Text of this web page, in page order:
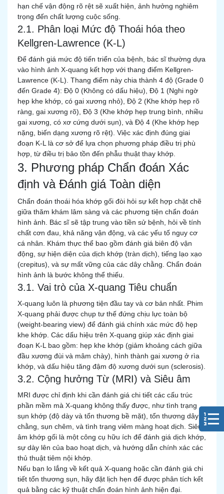
hạn chế vận động rõ rệt sẽ xuất hiện, ảnh hưởng nghiêm
trọng đến chất lượng cuộc sống.
2.1. Phân loại Mức độ Thoái hóa theo
Kellgren-Lawrence (K-L)
Để đánh giá mức độ tiến triển của bệnh, bác sĩ thường dựa
vào hình ảnh X-quang kết hợp với thang điểm Kellgren-
Lawrence (K-L). Thang điểm này chia thành 4 độ (Grade 0
đến Grade 4): Độ 0 (Không có dấu hiệu), Độ 1 (Nghi ngờ
hẹp khe khớp, có gai xương nhỏ), Độ 2 (Khe khớp hẹp rõ
ràng, gai xương rõ), Độ 3 (Khe khớp hẹp trung bình, nhiều
gai xương, có xơ cứng dưới sụn), và Độ 4 (Khe khớp hẹp
nặng, biến dạng xương rõ rệt). Việc xác định đúng giai
đoạn K-L là cơ sở để lựa chọn phương pháp điều trị phù
hợp, từ điều trị bảo tồn đến phẫu thuật thay khớp.
3. Phương pháp Chẩn đoán Xác
định và Đánh giá Toàn diện
Chẩn đoán thoái hóa khớp gối đòi hỏi sự kết hợp chặt chẽ
giữa thăm khám lâm sàng và các phương tiện chẩn đoán
hình ảnh. Bác sĩ sẽ tập trung vào tiền sử bệnh, hỏi về tính
chất cơn đau, khả năng vận động, và các yếu tố nguy cơ
cá nhân. Khám thực thể bao gồm đánh giá biên độ vận
động, sự hiện diện của dịch khớp (tràn dịch), tiếng lạo xạo
(crepitus), và sự mất vững của các dây chằng. Chẩn đoán
hình ảnh là bước không thể thiếu.
3.1. Vai trò của X-quang Tiêu chuẩn
X-quang luôn là phương tiện đầu tay và cơ bản nhất. Phim
X-quang phải được chụp tư thế đứng chịu lực toàn bộ
(weight-bearing view) để đánh giá chính xác mức độ hẹp
khe khớp. Các dấu hiệu trên X-quang giúp xác định giai
đoạn K-L bao gồm: hẹp khe khớp (giảm khoảng cách giữa
đầu xương đùi và mâm chày), hình thành gai xương ở rìa
khớp, và dấu hiệu tăng đậm độ xương dưới sụn (sclerosis).
3.2. Cộng hưởng Từ (MRI) và Siêu âm
MRI được chỉ định khi cần đánh giá chi tiết các cấu trúc
phần mềm mà X-quang không thấy được, như tình trạng
sụn khớp (độ dày và tổn thương bề mặt), tổn thương dây
chằng, sụn chêm, và tình trạng viêm màng hoạt dịch. Siêu
âm khớp gối là một công cụ hữu ích để đánh giá dịch khớp,
sự dày lên của bao hoạt dịch, và hướng dẫn chính xác các
thủ thuật tiêm nội khớp.
Nếu bạn lo lắng về kết quả X-quang hoặc cần đánh giá chi
tiết tổn thương sụn, hãy đặt lịch hẹn để được phân tích kết
quả bằng các kỹ thuật chẩn đoán hình ảnh hiện đại.